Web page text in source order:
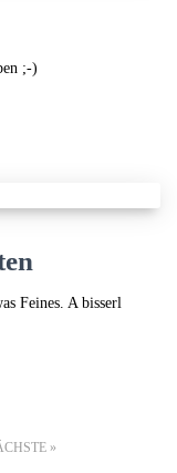
;-)
Feines. A bisserl